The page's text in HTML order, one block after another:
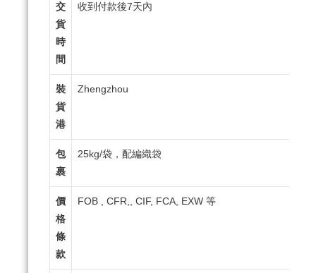
交
貨
時
間
收到付款後7天內
裝
貨
港
Zhengzhou
包
裹
25kg/袋，配編織袋
價
格
條
款
FOB , CFR,, CIF, FCA, EXW 等